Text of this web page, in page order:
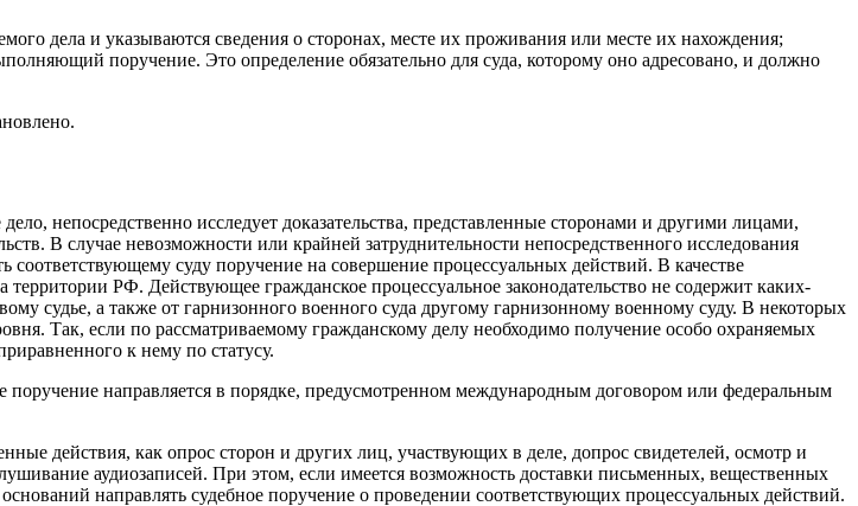
дела и указываются сведения о сторонах, месте их проживания или месте их нахождения;
поручение. Это определение обязательно для суда, которому оно адресовано, и должно
непосредственно исследует доказательства, представленные сторонами и другими лицами,
В случае невозможности или крайней затруднительности непосредственного исследования
соответствующему суду поручение на совершение процессуальных действий. В качестве
РФ. Действующее гражданское процессуальное законодательство не содержит каких-
судье, а также от гарнизонного военного суда другому гарнизонному военному суду. В некоторых
Так, если по рассматриваемому гражданскому делу необходимо получение особо охраняемых
к нему по статусу.
поручение направляется в порядке, предусмотренном международным договором или федеральным
действия, как опрос сторон и других лиц, участвующих в деле, допрос свидетелей, осмотр и
аудиозаписей. При этом, если имеется возможность доставки письменных, вещественных
направлять судебное поручение о проведении соответствующих процессуальных действий.